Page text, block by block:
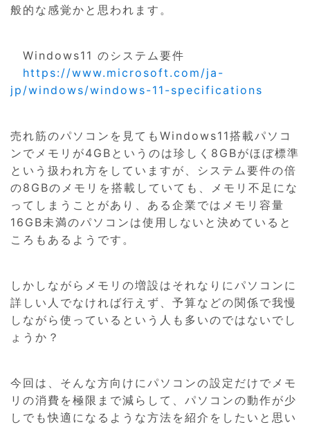
般的な感覚かと思われます。
Windows11 のシステム要件
https://www.microsoft.com/ja-
jp/windows/windows-11-specifications
売れ筋のパソコンを見てもWindows11搭載パソコ
ンでメモリが4GBというのは珍しく8GBがほぼ標準
という扱われ方をしていますが、システム要件の倍
の8GBのメモリを搭載していても、メモリ不足にな
ってしまうことがあり、ある企業ではメモリ容量
16GB未満のパソコンは使用しないと決めていると
ころもあるようです。
しかしながらメモリの増設はそれなりにパソコンに
詳しい人でなければ行えず、予算などの関係で我慢
しながら使っているという人も多いのではないでし
ょうか？
今回は、そんな方向けにパソコンの設定だけでメモ
リの消費を極限まで減らして、パソコンの動作が少
しでも快適になるような方法を紹介をしたいと思い